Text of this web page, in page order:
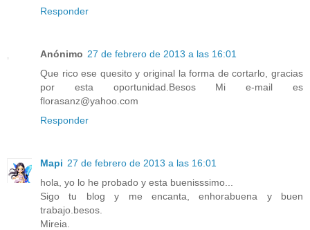
Responder
Anónimo 27 de febrero de 2013 a las 16:01
Que rico ese quesito y original la forma de cortarlo, gracias
por esta oportunidad.Besos Mi e-mail es
florasanz@yahoo.com
Responder
Mapi 27 de febrero de 2013 a las 16:01
hola, yo lo he probado y esta buenisssimo...
Sigo tu blog y me encanta, enhorabuena y buen
trabajo.besos.
Mireia.